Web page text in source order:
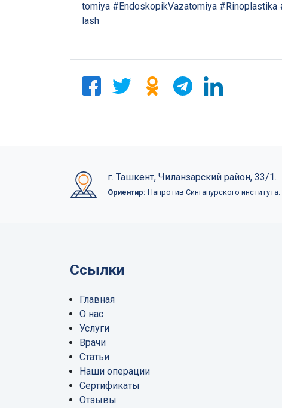
tomiya #EndoskopikVazatomiya #Rinoplastika
lash
г. Ташкент, Чиланзарский район, 33/1.
Ориентир: Напротив Сингапурского института.
Ссылки
Главная
О нас
Услуги
Врачи
Статьи
Наши операции
Сертификаты
Отзывы